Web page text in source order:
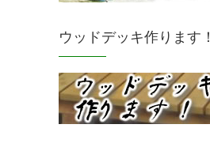
ウッドデッキ作ります！